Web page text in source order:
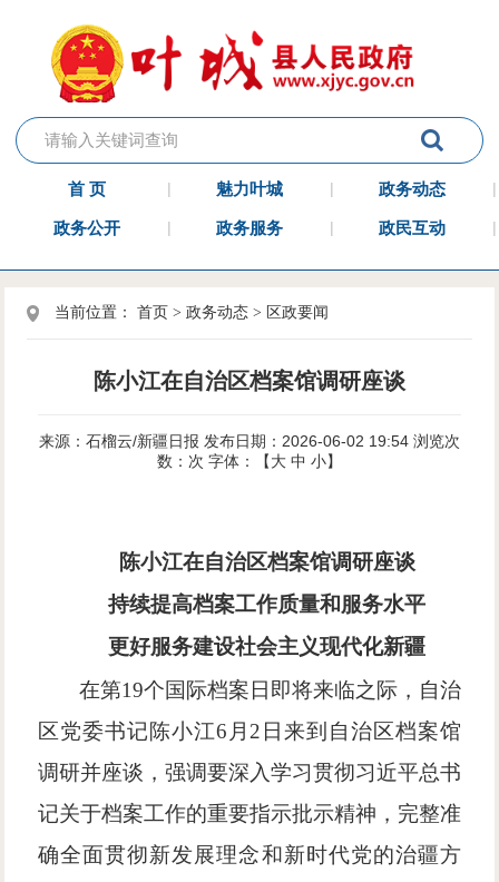
首 页 魅力叶城 政务动态
政务公开 政务服务 政民互动
当前位置：首页 >政务动态 > 区政要闻
陈小江在自治区档案馆调研座谈
来源：石榴云/新疆日报 发布日期：2026-06-02 19:54 浏览次
数： 次 字体：【大 中 小】
陈小江在自治区档案馆调研座谈
持续提高档案工作质量和服务水平
更好服务建设社会主义现代化新疆
在第19个国际档案日即将来临之际，自治
区党委书记陈小江6月2日来到自治区档案馆
调研并座谈，强调要深入学习贯彻习近平总书
记关于档案工作的重要指示批示精神，完整准
确全面贯彻新发展理念和新时代党的治疆方